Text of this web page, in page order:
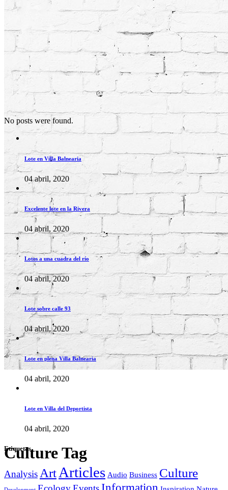
Culture Tag
No posts were found.
Lote en Villa Balnearia
04 abril, 2020
Excelente lote en la Rivera
04 abril, 2020
Lotes a una cuadra del río
04 abril, 2020
Lote sobre calle 93
04 abril, 2020
Lote en plena Villa Balnearia
04 abril, 2020
Lote en Villa del Deportista
04 abril, 2020
Etiquetas
Analysis Art Articles Audio Business Culture